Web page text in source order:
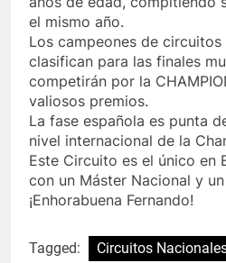
el mismo año.
Los campeones de circuitos
clasifican para las finales
competirán por la
valiosos premios.
La fase española es punta
nivel internacional de la
Este Circuito es el único en
con un Máster Nacional y
¡Enhorabuena Fernando!
Tagged: Circuitos